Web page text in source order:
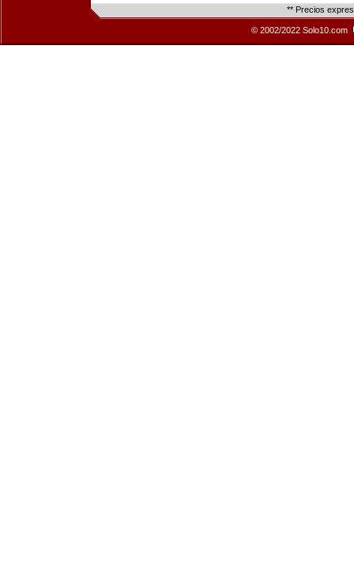
** Precios
© 2002/2022 Solo10.com